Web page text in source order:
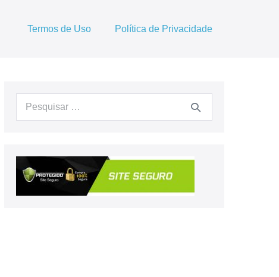
Termos de Uso Política de Privacidade
Procurar: